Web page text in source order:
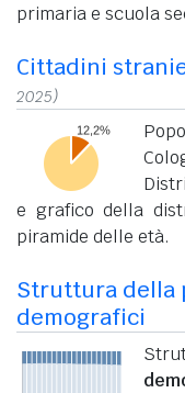
primaria e scuola
Cittadini
2025)
e grafico della
piramide delle età.
Struttura della
demografici